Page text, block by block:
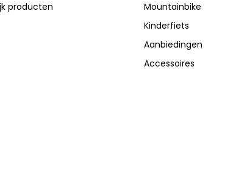
producten
Mountainbike
Kinderfiets
Aanbiedingen
Accessoires